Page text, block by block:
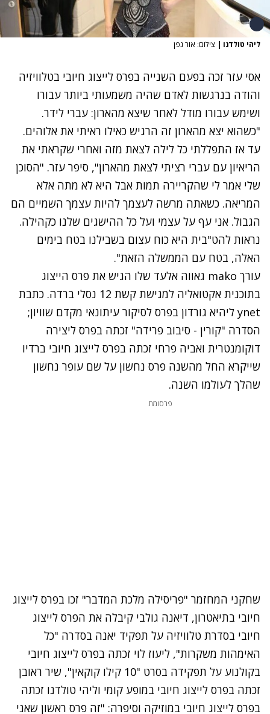
ליהי טולדנו | צילום: אור גפן
אסי עזר זכה בפעם השנייה בפרס לייצוג חיובי בטלוויזיה
והודה בנרגשות לאדם שהיה משמעותי ביותר עבורו
ושימש עבורו מודל לאחר שיצא מהארון: עברי לידר.
"כשהוא יצא מהארון זה הרגיש כאילו ראיתי את אלוהים.
עד אז התפללתי כל לילה לצאת מזה ואחרי שקראתי את
הריאיון עם עברי רציתי לצאת מהארון", סיפר עזר. "הסוכן
שלי אמר לי שהקריירה תמות אבל היא לא מתה אלא
המריאה. כשאתה מרשה לעצמך להיות עצמך השמיים הם
הגבול. אני עף על עצמי ועל כל ההישגים שלנו כקהילה.
נראות להט"בית היא כוח עצום בשבילנו בטח בימים
האלה, בטח עם הממשלה הזאת".
עורך mako גאווה אלעד שלו הגיש את פרס הייצוג
בתוכנית אקטואליה למגישת קשת 12 נסלי ברדה. כתבת
ynet ליהיא גורדון בפרס לסיקור עיתונאי מקדם שוויון;
הסדרה "קורין - סיבוב פרידה" זכתה בפרס ליצירה
דוקומנטרית ואביה פרחי זכתה בפרס לייצוג חיובי ברדיו
שייקרא החל מהשנה פרס נחשון על שם עופר נחשון
שהלך לעולמו השנה.
פרסומת
שחקני המחזמר "פריסילה מלכת המדבר" זכו בפרס לייצוג
חיובי בתיאטרון, דיאנה גולבי קיבלה את הפרס לייצוג
חיובי בסדרת טלוויזיה על תפקיד יאנה בסדרה "כל
האימהות משקרות", ליעוז לוי זכתה בפרס לייצוג חיובי
בקולנוע על תפקידה בסרט "10 קילו קוקאין", שיר ראובן
זכתה בפרס לייצוג חיובי במופע קומי וליהי טולדנו זכתה
בפרס לייצוג חיובי במוזיקה וסיפרה: "זה פרס ראשון שאני